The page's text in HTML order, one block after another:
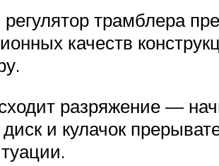
трамблера
качеств
разряжение —
и кулачок